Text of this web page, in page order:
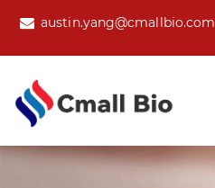
austin.yang@cmallbio.com